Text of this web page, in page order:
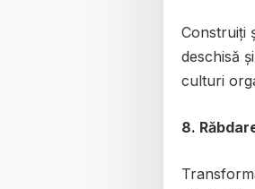
Construiți
deschisă
culturi
8.